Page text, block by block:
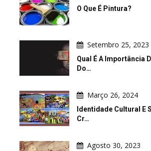
O Que É Pintura?
Setembro 25, 2023
Qual É A Importância
Do…
Março 26, 2024
Identidade Cultural E
Cr…
Agosto 30, 2023